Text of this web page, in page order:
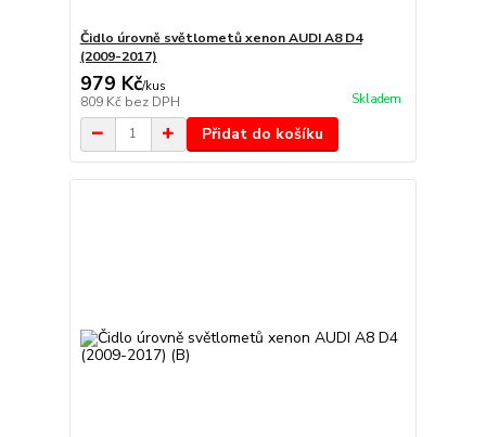
Čidlo úrovně světlometů xenon AUDI A8 D4
(2009-2017)
979 Kč/kus
809 Kč bez DPH Skladem
Přidat do košíku